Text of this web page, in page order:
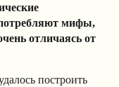
мифы,
отличаясь от
построить